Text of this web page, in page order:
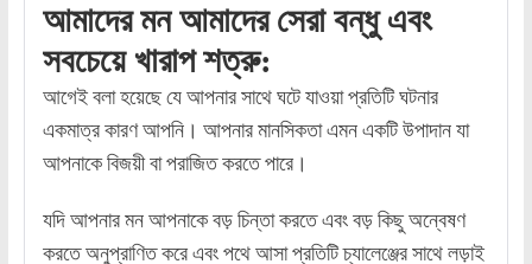
আমাদের মন আমাদের সেরা বন্ধু এবং
সবচেয়ে খারাপ শত্রু:
আগেই বলা হয়েছে যে আপনার সাথে ঘটে যাওয়া প্রতিটি ঘটনার
একমাত্র কারণ আপনি। আপনার মানসিকতা এমন একটি উপাদান যা
আপনাকে বিজয়ী বা পরাজিত করতে পারে।
যদি আপনার মন আপনাকে বড় চিন্তা করতে এবং বড় কিছু অন্বেষণ
করতে অনুপ্রাণিত করে এবং পথে আসা প্রতিটি চ্যালেঞ্জের সাথে লড়াই